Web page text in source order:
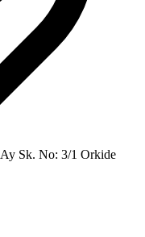
Sk. No: 3/1 Orkide